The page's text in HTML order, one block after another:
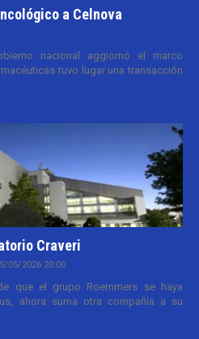
a Celnova
nacional aggiornó el marco
tuvo lugar una transacción
Craveri
05/2026 20:00
que el grupo Roemmers se haya
ahora suma otra compañía a su